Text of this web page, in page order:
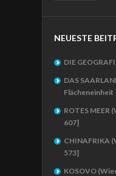
NEUESTE
DIE
DAS
Flächeneinheit
ROTES
607]
CHINAFRIKA
573]
KOSOVO